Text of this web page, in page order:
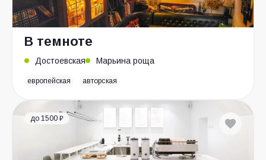
В темноте
Достоевская Марьина роща
европейская авторская
до 1500 ₽